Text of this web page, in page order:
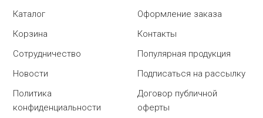
Каталог
Оформление заказа
Корзина
Контакты
Сотрудничество
Популярная продукция
Новости
Подписаться на рассылку
Политика
конфиденциальности
Договор публичной
оферты